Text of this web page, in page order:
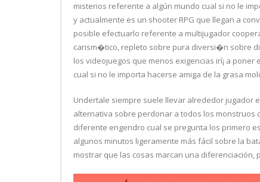
misterios referente a algún mundo cual si no le
y actualmente es un shooter RPG que llegan a
posible efectuarlo referente a multijugador
carism�tico, repleto sobre pura diversi�n sobre
los videojuegos que menos exigencias irí¡ a
cual si no le importa hacerse amiga de la grasa
Undertale siempre suele llevar alrededor jugador
alternativa sobre perdonar a todos los monstruos
diferente engendro cual se pregunta los primero
algunos minutos ligeramente más fácil sobre la
mostrar que las cosas marcan una diferenciación,